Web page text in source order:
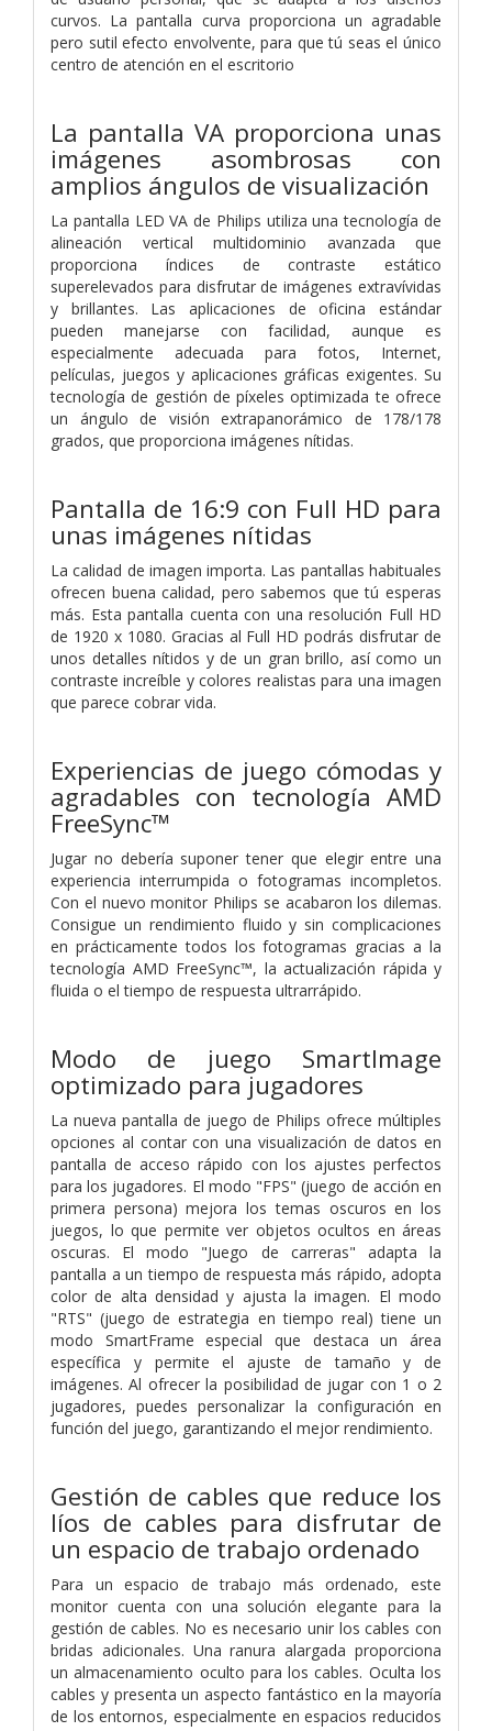
curvos. La pantalla curva proporciona un agradable
pero sutil efecto envolvente, para que tú seas el único
centro de atención en el escritorio
La pantalla VA proporciona unas
imágenes asombrosas con
amplios ángulos de visualización
La pantalla LED VA de Philips utiliza una tecnología de
alineación vertical multidominio avanzada que
proporciona índices de contraste estático
superelevados para disfrutar de imágenes extravívidas
y brillantes. Las aplicaciones de oficina estándar
pueden manejarse con facilidad, aunque es
especialmente adecuada para fotos, Internet,
películas, juegos y aplicaciones gráficas exigentes. Su
tecnología de gestión de píxeles optimizada te ofrece
un ángulo de visión extrapanorámico de 178/178
grados, que proporciona imágenes nítidas.
Pantalla de 16:9 con Full HD para
unas imágenes nítidas
La calidad de imagen importa. Las pantallas habituales
ofrecen buena calidad, pero sabemos que tú esperas
más. Esta pantalla cuenta con una resolución Full HD
de 1920 x 1080. Gracias al Full HD podrás disfrutar de
unos detalles nítidos y de un gran brillo, así como un
contraste increíble y colores realistas para una imagen
que parece cobrar vida.
Experiencias de juego cómodas y
agradables con tecnología AMD
FreeSync™
Jugar no debería suponer tener que elegir entre una
experiencia interrumpida o fotogramas incompletos.
Con el nuevo monitor Philips se acabaron los dilemas.
Consigue un rendimiento fluido y sin complicaciones
en prácticamente todos los fotogramas gracias a la
tecnología AMD FreeSync™, la actualización rápida y
fluida o el tiempo de respuesta ultrarrápido.
Modo de juego SmartImage
optimizado para jugadores
La nueva pantalla de juego de Philips ofrece múltiples
opciones al contar con una visualización de datos en
pantalla de acceso rápido con los ajustes perfectos
para los jugadores. El modo "FPS" (juego de acción en
primera persona) mejora los temas oscuros en los
juegos, lo que permite ver objetos ocultos en áreas
oscuras. El modo "Juego de carreras" adapta la
pantalla a un tiempo de respuesta más rápido, adopta
color de alta densidad y ajusta la imagen. El modo
"RTS" (juego de estrategia en tiempo real) tiene un
modo SmartFrame especial que destaca un área
específica y permite el ajuste de tamaño y de
imágenes. Al ofrecer la posibilidad de jugar con 1 o 2
jugadores, puedes personalizar la configuración en
función del juego, garantizando el mejor rendimiento.
Gestión de cables que reduce los
líos de cables para disfrutar de
un espacio de trabajo ordenado
Para un espacio de trabajo más ordenado, este
monitor cuenta con una solución elegante para la
gestión de cables. No es necesario unir los cables con
bridas adicionales. Una ranura alargada proporciona
un almacenamiento oculto para los cables. Oculta los
cables y presenta un aspecto fantástico en la mayoría
de los entornos, especialmente en espacios reducidos